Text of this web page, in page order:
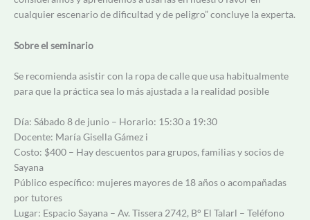
cualquier escenario de dificultad y de peligro” concluye la experta.
Sobre el seminario
Se recomienda asistir con la ropa de calle que usa habitualmente
para que la práctica sea lo más ajustada a la realidad posible
Día: Sábado 8 de junio – Horario: 15:30 a 19:30
Docente: María Gisella Gámez i
Costo: $400 – Hay descuentos para grupos, familias y socios de
Sayana
Público específico: mujeres mayores de 18 años o acompañadas
por tutores
Lugar: Espacio Sayana – Av. Tissera 2742, B° El Talarl – Teléfono